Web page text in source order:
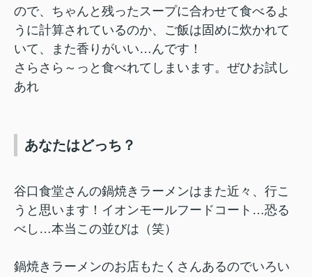
ので、ちゃんと残ったスープに合わせて食べるよ
うに計算されているのか、ご飯は固めに炊かれて
いて、また香りがいい…んです！
さらさら～っと食べれてしまいます。ぜひお試し
あれ
あなたはどっち？
谷口食堂さんの鍋焼きラーメンはまた近々、行こ
うと思います！イオンモールフードコート…恐る
べし…本当この並びは（笑）
鍋焼きラーメンのお店もたくさんあるのでいろい